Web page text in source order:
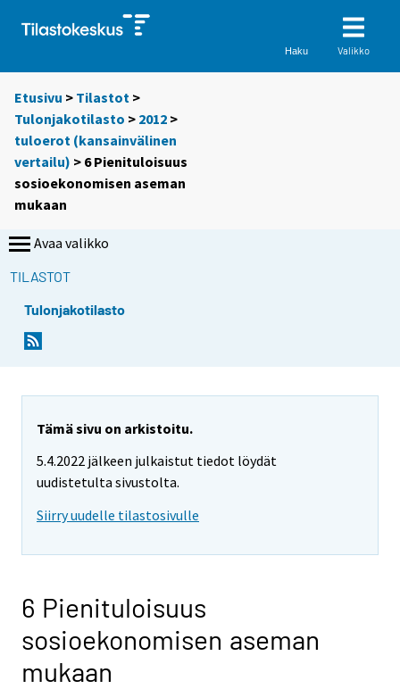
Haku Valikko
Etusivu > Tilastot >
Tulonjakotilasto > 2012 >
tuloerot (kansainvälinen
vertailu) > 6 Pienituloisuus
sosioekonomisen aseman
mukaan
Avaa valikko
TILASTOT
Tulonjakotilasto
Tämä sivu on arkistoitu.
5.4.2022 jälkeen julkaistut tiedot löydät
uudistetulta sivustolta.
Siirry uudelle tilastosivulle
6 Pienituloisuus
sosioekonomisen aseman
mukaan